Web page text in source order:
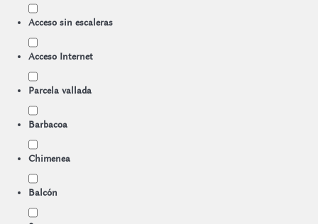
Acceso sin escaleras
Acceso Internet
Parcela vallada
Barbacoa
Chimenea
Balcón